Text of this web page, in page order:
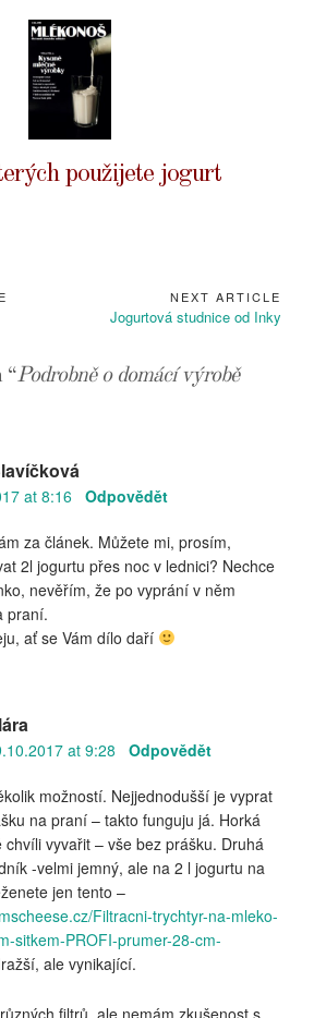
použijete jogurt
NEXT ARTICLE
Next
Jogurtová studnice od Inky
“Podrobně o domácí výrobě
at 8:16 Odpovědět
za článek. Můžete mi, prosím,
2l jogurtu přes noc v lednici? Nechce
nevěřím, že po vyprání v něm
praní.
ať se Vám dílo daří
at 9:28 Odpovědět
možností. Nejjednodušší je vyprat
na praní – takto funguju já. Horká
vyvařit – vše bez prášku. Druhá
-velmi jemný, ale na 2 l jogurtu na
jen tento –
Filtracni-trychtyr-na-mleko-
sitkem-PROFI-prumer-28-cm-
ale vynikající.
filtrů, ale nemám zkušenost s